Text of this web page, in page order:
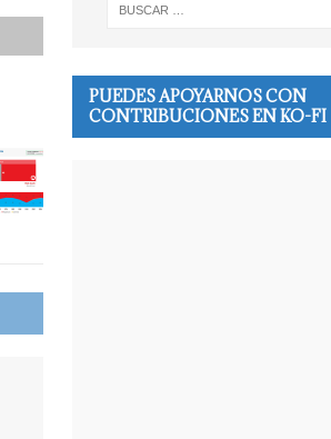
PUEDES APOYARNOS CON
CONTRIBUCIONES EN KO-FI